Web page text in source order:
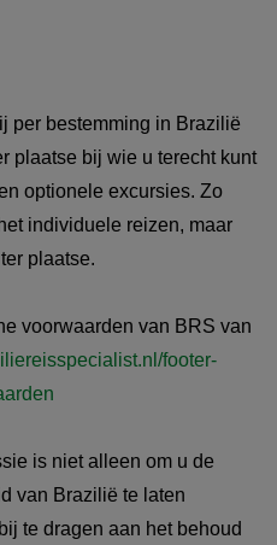
per bestemming in Brazilië
plaatse bij wie u terecht kunt
optionele excursies. Zo
individuele reizen, maar
plaatse.
voorwaarden van BRS van
footer-
is niet alleen om u de
van Brazilië te laten
te dragen aan het behoud